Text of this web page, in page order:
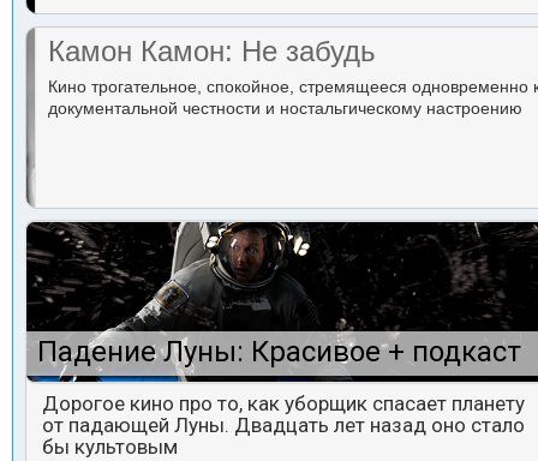
Камон Камон: Не забудь
Кино трогательное, спокойное, стремящееся одновременно
документальной честности и ностальгическому настроению
Падение Луны: Красивое + подкаст
Дорогое кино про то, как уборщик спасает планету
от падающей Луны. Двадцать лет назад оно стало
бы культовым